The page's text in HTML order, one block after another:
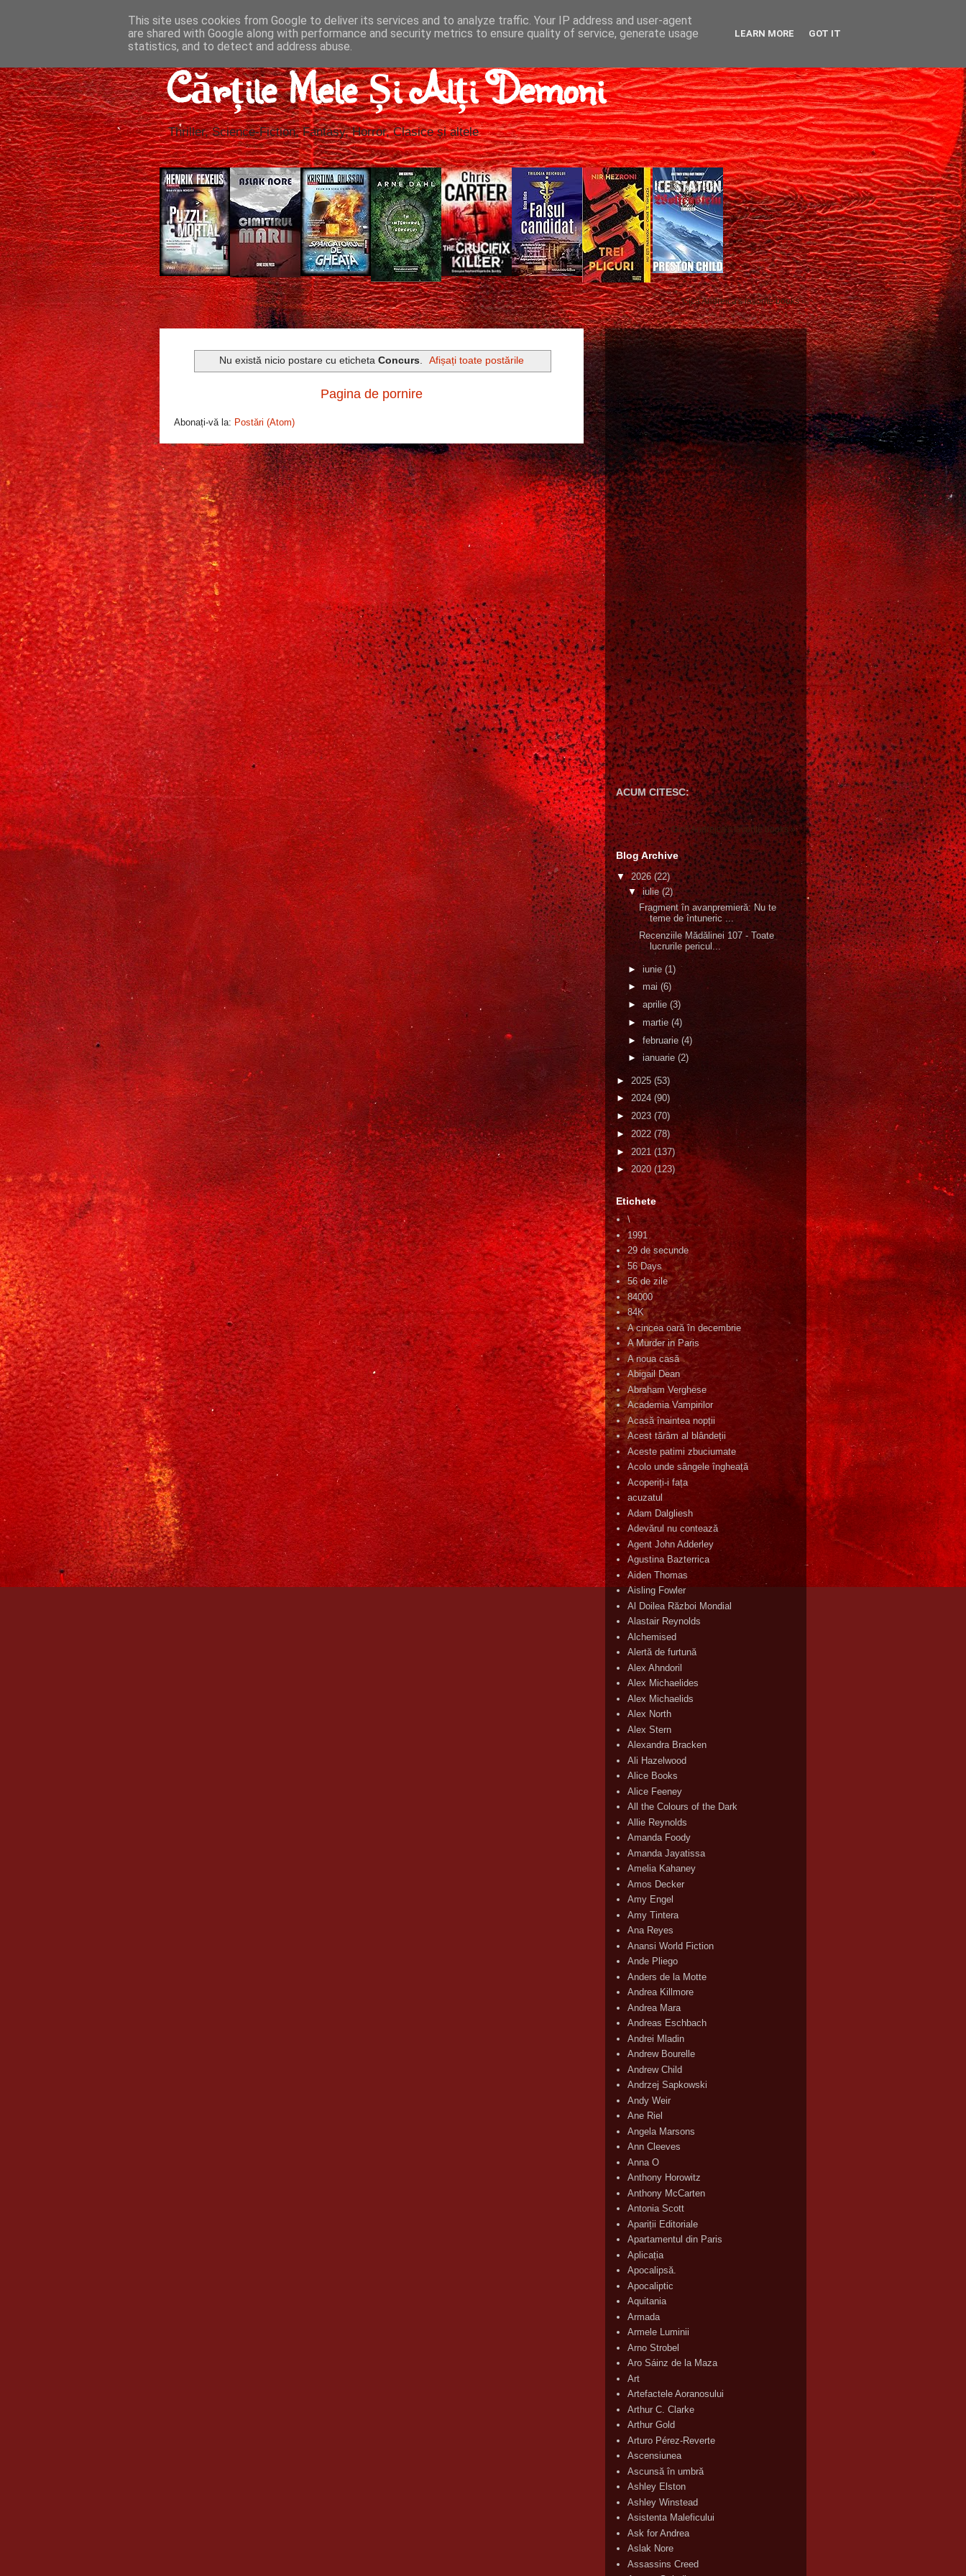
Cărțile Mele Și Alți Demoni
Thriller, Science-Fiction, Fantasy, Horror, Clasice și altele
Gică Andreica's favorite books »
Nu există nicio postare cu eticheta Concurs. Afișați toate postările
Pagina de pornire
Abonați-vă la: Postări (Atom)
ACUM CITESC:
Gică Andreica's favorite books »
Blog Archive
▼2026(22)
▼iulie(2)
Fragment în avanpremieră: Nu te
teme de întuneric ...
Recenziile Mădălinei 107 - Toate
lucrurile pericul...
► iunie (1)
► mai (6)
► aprilie (3)
► martie (4)
► februarie (4)
► ianuarie (2)
► 2025 (53)
► 2024 (90)
► 2023 (70)
► 2022 (78)
► 2021(137)
► 2020(123)
Etichete
\
1991
29 de secunde
56 Days
56 de zile
84000
84K
A cincea oară în decembrie
A Murder in Paris
A noua casă
Abigail Dean
Abraham Verghese
Academia Vampirilor
Acasă înaintea nopții
Acest tărâm al blândeții
Aceste patimi zbuciumate
Acolo unde sângele îngheață
Acoperiți-i fața
acuzatul
Adam Dalgliesh
Adevărul nu contează
Agent John Adderley
Agustina Bazterrica
Aiden Thomas
Aisling Fowler
Al Doilea Război Mondial
Alastair Reynolds
Alchemised
Alertă de furtună
Alex Ahndoril
Alex Michaelides
Alex Michaelids
Alex North
Alex Stern
Alexandra Bracken
Ali Hazelwood
Alice Books
Alice Feeney
All the Colours of the Dark
Allie Reynolds
Amanda Foody
Amanda Jayatissa
Amelia Kahaney
Amos Decker
Amy Engel
Amy Tintera
Ana Reyes
Anansi World Fiction
Ande Pliego
Anders de la Motte
Andrea Killmore
Andrea Mara
Andreas Eschbach
Andrei Mladin
Andrew Bourelle
Andrew Child
Andrzej Sapkowski
Andy Weir
Ane Riel
Angela Marsons
Ann Cleeves
Anna O
Anthony Horowitz
Anthony McCarten
Antonia Scott
Apariții Editoriale
Apartamentul din Paris
Aplicația
Apocalipsă.
Apocaliptic
Aquitania
Armada
Armele Luminii
Arno Strobel
Aro Sáinz de la Maza
Art
Artefactele Aoranosului
Arthur C. Clarke
Arthur Gold
Arturo Pérez-Reverte
Ascensiunea
Ascunsă în umbră
Ashley Elston
Ashley Winstead
Asistenta Maleficului
Ask for Andrea
Aslak Nore
Assassins Creed
This site uses cookies from Google to deliver its services and to analyze traffic. Your IP address and user-agent
are shared with Google along with performance and security metrics to ensure quality of service, generate usage
statistics, and to detect and address abuse.
LEARN MORE GOT IT